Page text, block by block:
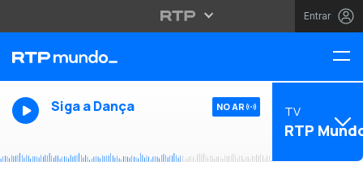
Entrar
Siga a Dança NO AR TV
RTP